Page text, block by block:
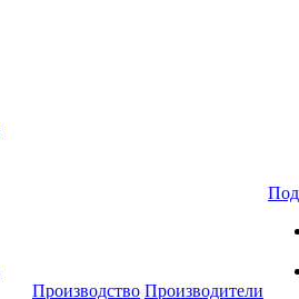
Производство Производители